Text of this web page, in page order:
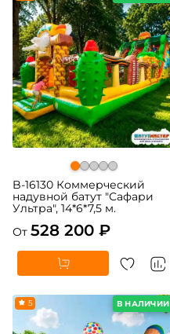
B-16130 Коммерческий
надувной батут "Сафари
Ультра", 14*6*7,5 м.
От 528 200 ₽
В НАЛИЧИИ
5